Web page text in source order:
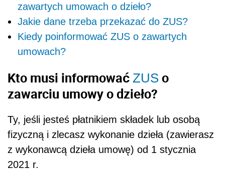
zawartych umowach o dzieło?
Jakie dane trzeba przekazać do ZUS?
Kiedy poinformować ZUS o zawartych
umowach?
Kto musi informować ZUS o
zawarciu umowy o dzieło?
Ty, jeśli jesteś płatnikiem składek lub osobą
fizyczną i zlecasz wykonanie dzieła (zawierasz
z wykonawcą dzieła umowę) od 1 stycznia
2021 r.